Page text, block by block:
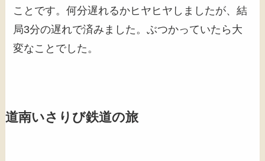
ことです。何分遅れるかヒヤヒヤしましたが、結
局3分の遅れで済みました。ぶつかっていたら大
変なことでした。
道南いさりび鉄道の旅